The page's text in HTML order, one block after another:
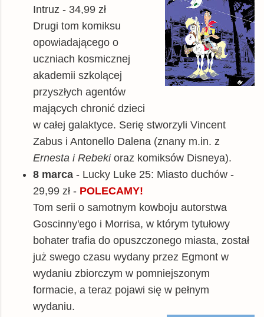
Intruz - 34,99 zł
Drugi tom komiksu
opowiadającego o
uczniach kosmicznej
akademii szkolącej
przyszłych agentów
mających chronić dzieci
w całej galaktyce. Serię stworzyli Vincent
Zabus i Antonello Dalena (znany m.in. z
Ernesta i Rebeki oraz komiksów Disneya).
8 marca - Lucky Luke 25: Miasto duchów -
29,99 zł - POLECAMY!
Tom serii o samotnym kowboju autorstwa
Goscinny'ego i Morrisa, w którym tytułowy
bohater trafia do opuszczonego miasta, został
już swego czasu wydany przez Egmont w
wydaniu zbiorczym w pomniejszonym
formacie, a teraz pojawi się w pełnym
wydaniu.